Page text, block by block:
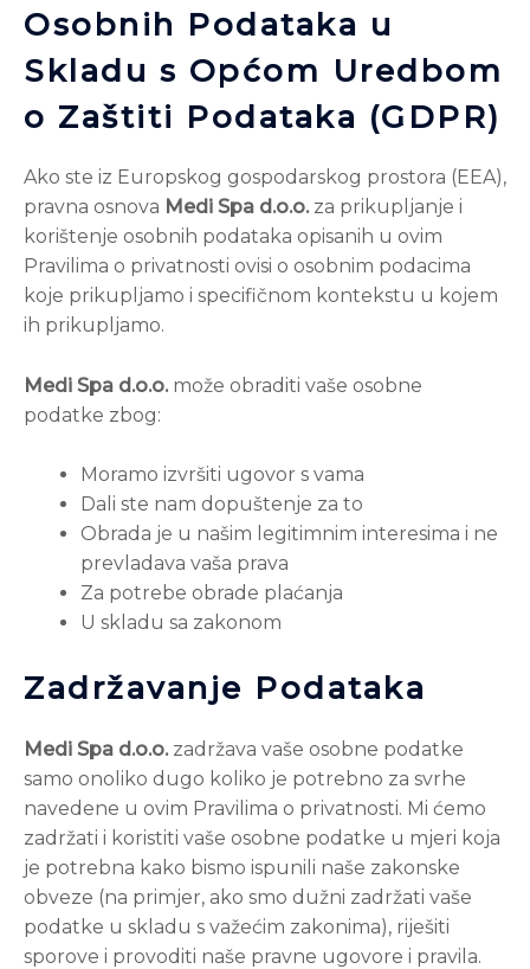
Osobnih Podataka u
Skladu s Općom Uredbom
o Zaštiti Podataka (GDPR)
Ako ste iz Europskog gospodarskog prostora (EEA),
pravna osnova Medi Spa d.o.o.za prikupljanje i
korištenje osobnih podataka opisanih u ovim
Pravilima o privatnosti ovisi o osobnim podacima
koje prikupljamo i specifičnom kontekstu u kojem
ih prikupljamo.
Medi Spa d.o.o.može obraditi vaše osobne
podatke zbog:
Moramo izvršiti ugovor s vama
Dali ste nam dopuštenje za to
Obrada je u našim legitimnim interesima i ne
prevladava vaša prava
Za potrebe obrade plaćanja
U skladu sa zakonom
Zadržavanje Podataka
Medi Spa d.o.o.zadržava vaše osobne podatke
samo onoliko dugo koliko je potrebno za svrhe
navedene u ovim Pravilima o privatnosti. Mi ćemo
zadržati i koristiti vaše osobne podatke u mjeri koja
je potrebna kako bismo ispunili naše zakonske
obveze (na primjer, ako smo dužni zadržati vaše
podatke u skladu s važećim zakonima), riješiti
sporove i provoditi naše pravne ugovore i pravila.